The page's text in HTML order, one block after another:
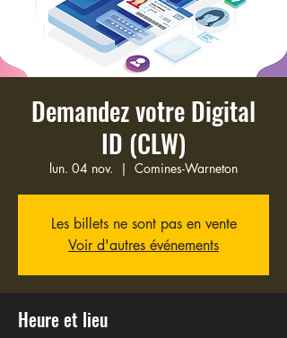
Demandez votre Digital
ID (CLW)
lun. 04 nov.
  |
Comines-Warneton
Les billets ne sont pas en vente
Voir d'autres événements
Heure et lieu